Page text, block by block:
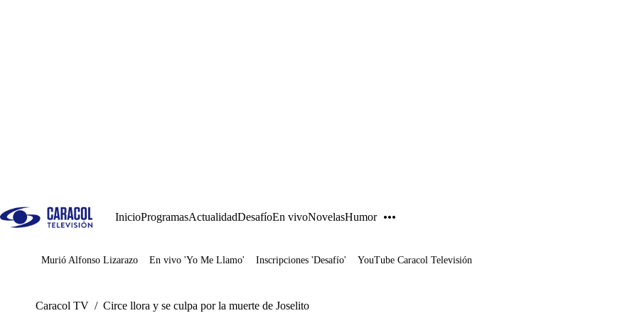
InicioProgramasActualidadDesafíoEn vivoNovelasHumor
Juegos
Murió Alfonso Lizarazo En vivo 'Yo Me Llamo' Inscripciones 'Desafío' YouTube Caracol Televisión
Caracol TV / Circe llora y se culpa por la muerte de Joselito